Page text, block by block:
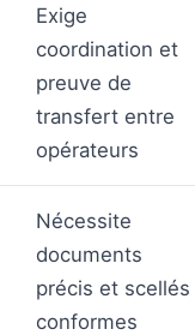
Exige
coordination et
preuve de
transfert entre
opérateurs
Nécessite
documents
précis et scellés
conformes